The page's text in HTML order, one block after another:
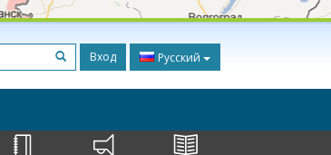
Вход Русский